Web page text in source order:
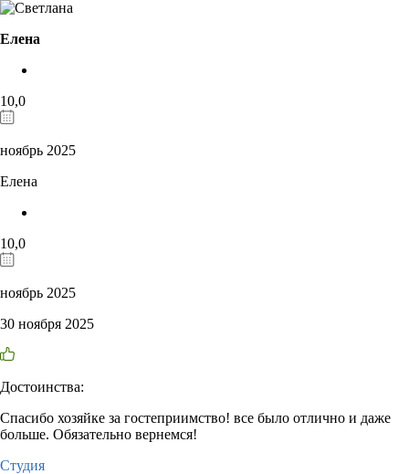
Елена
10,0
ноябрь 2025
Елена
10,0
ноябрь 2025
30 ноября 2025
Достоинства:
Спасибо хозяйке за гостеприимство! все было отлично и даже
больше. Обязательно вернемся!
Студия